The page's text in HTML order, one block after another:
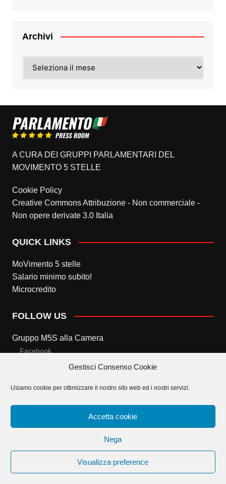
Gestisci Consenso Cookie
Usiamo cookie per ottimizzare il nostro sito web ed i nostri servizi.
Accetta cookie
Nega
Visualizza preference
Archivi
A CURA DEI GRUPPI PARLAMENTARI DEL
MOVIMENTO 5 STELLE
Cookie Policy
Creative Commons Attribuzione - Non commerciale -
Non opere derivate 3.0 Italia
QUICK LINKS
MoVimento 5 stelle
Salario minimo subito!
Microcredito
FOLLOW US
Gruppo M5S alla Camera
Facebook
Twitter